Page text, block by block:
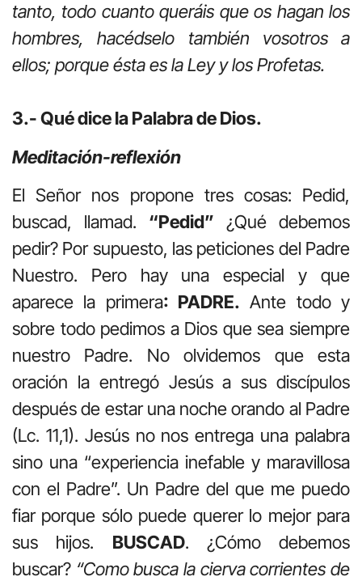
tanto, todo cuanto queráis que os hagan los
hombres, hacédselo también vosotros a
ellos; porque ésta es la Ley y los Profetas.
3.- Qué dice la Palabra de Dios.
Meditación-reflexión
El Señor nos propone tres cosas: Pedid,
buscad, llamad. “Pedid” ¿Qué debemos
pedir? Por supuesto, las peticiones del Padre
Nuestro. Pero hay una especial y que
aparece la primera: PADRE. Ante todo y
sobre todo pedimos a Dios que sea siempre
nuestro Padre. No olvidemos que esta
oración la entregó Jesús a sus discípulos
después de estar una noche orando al Padre
(Lc. 11,1). Jesús no nos entrega una palabra
sino una “experiencia inefable y maravillosa
con el Padre”. Un Padre del que me puedo
fiar porque sólo puede querer lo mejor para
sus hijos. BUSCAD. ¿Cómo debemos
buscar? “Como busca la cierva corrientes de